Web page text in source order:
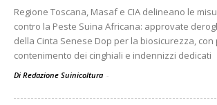
Regione Toscana, Masaf e CIA delineano le
contro la Peste Suina Africana: approvate
della Cinta Senese Dop per la biosicurezza, con
contenimento dei cinghiali e indennizzi dedicati
Di Redazione Suinicoltura -